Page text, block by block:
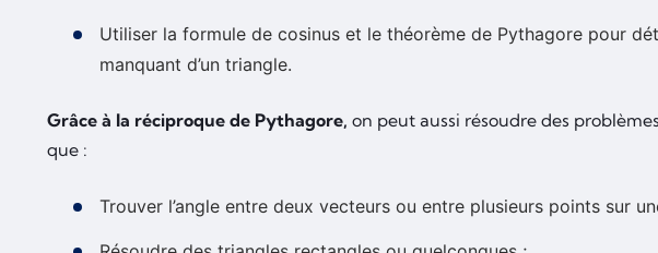
Utiliser la formule de cosinus et le théorème de Pythagore pour
manquant d’un triangle.
Grâce à la réciproque de Pythagore, on peut aussi résoudre des
que :
Trouver l’angle entre deux vecteurs ou entre plusieurs points sur